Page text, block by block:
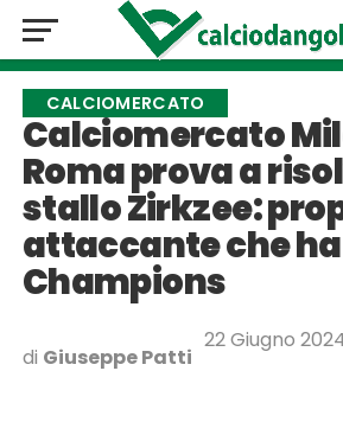
CALCIOMERCATO
Calciomercato
Roma prova a
stallo Zirkzee:
attaccante che
Champions
di Giuseppe Patti
22 Giugno